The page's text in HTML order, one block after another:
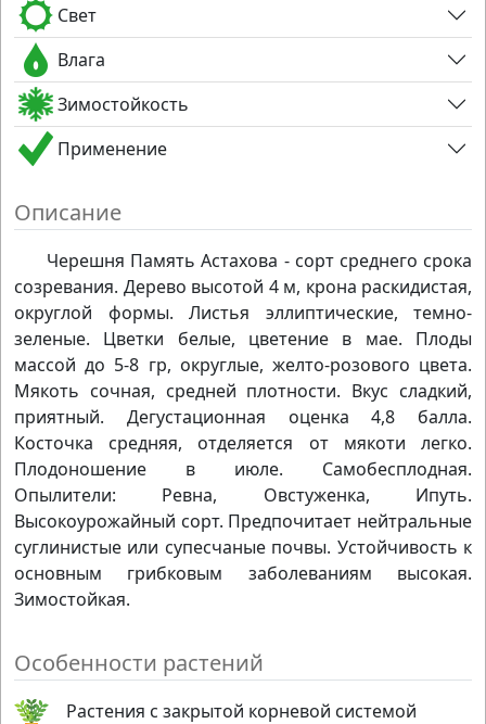
Свет
Влага
Зимостойкость
Применение
Описание
Черешня Память Астахова - сорт среднего срока
созревания. Дерево высотой 4 м, крона раскидистая,
округлой формы. Листья эллиптические, темно-
зеленые. Цветки белые, цветение в мае. Плоды
массой до 5-8 гр, округлые, желто-розового цвета.
Мякоть сочная, средней плотности. Вкус сладкий,
приятный. Дегустационная оценка 4,8 балла.
Косточка средняя, отделяется от мякоти легко.
Плодоношение в июле. Самобесплодная.
Опылители: Ревна, Овстуженка, Ипуть.
Высокоурожайный сорт. Предпочитает нейтральные
суглинистые или супесчаные почвы. Устойчивость к
основным грибковым заболеваниям высокая.
Зимостойкая.
Особенности растений
Растения с закрытой корневой системой